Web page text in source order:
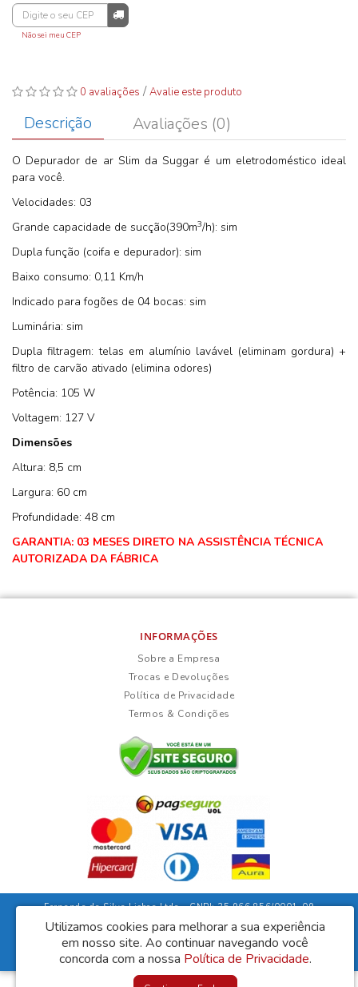
Não sei meu CEP
0 avaliações /Avalie este produto
Descrição Avaliações (0)
O Depurador de ar Slim da Suggar é um eletrodoméstico ideal
para você.
Velocidades: 03
Grande capacidade de sucção(390m3/h): sim
Dupla função (coifa e depurador): sim
Baixo consumo: 0,11 Km/h
Indicado para fogões de 04 bocas: sim
Luminária: sim
Dupla filtragem: telas em alumínio lavável (eliminam gordura) +
filtro de carvão ativado (elimina odores)
Potência: 105 W
Voltagem: 127 V
Dimensões
Altura: 8,5 cm
Largura: 60 cm
Profundidade: 48 cm
GARANTIA: 03 MESES DIRETO NA ASSISTÊNCIA TÉCNICA
AUTORIZADA DA FÁBRICA
INFORMAÇÕES
Sobre a Empresa
Trocas e Devoluções
Política de Privacidade
Termos & Condições
Fernanda da Silva Lisboa Ltda - CNPJ: 35.966.856/0001-09
Rua Duarte Guimarães, 135 - Ubaíra/Bahia - CEP: 45310-000
Lisboa Móveis © 2026
Desenvolvido por88digital
Utilizamos cookies para melhorar a sua experiência
em nosso site. Ao continuar navegando você
concorda com a nossa Política de Privacidade.